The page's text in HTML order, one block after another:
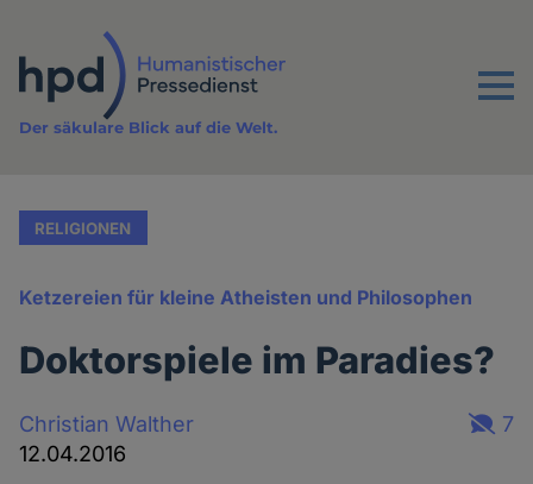
Inhalt
Menu
Der säkulare Blick auf die Welt.
RELIGIONEN
Ketzereien für kleine Atheisten und Philosophen
Doktorspiele im Paradies?
Christian Walther
12.04.2016
7